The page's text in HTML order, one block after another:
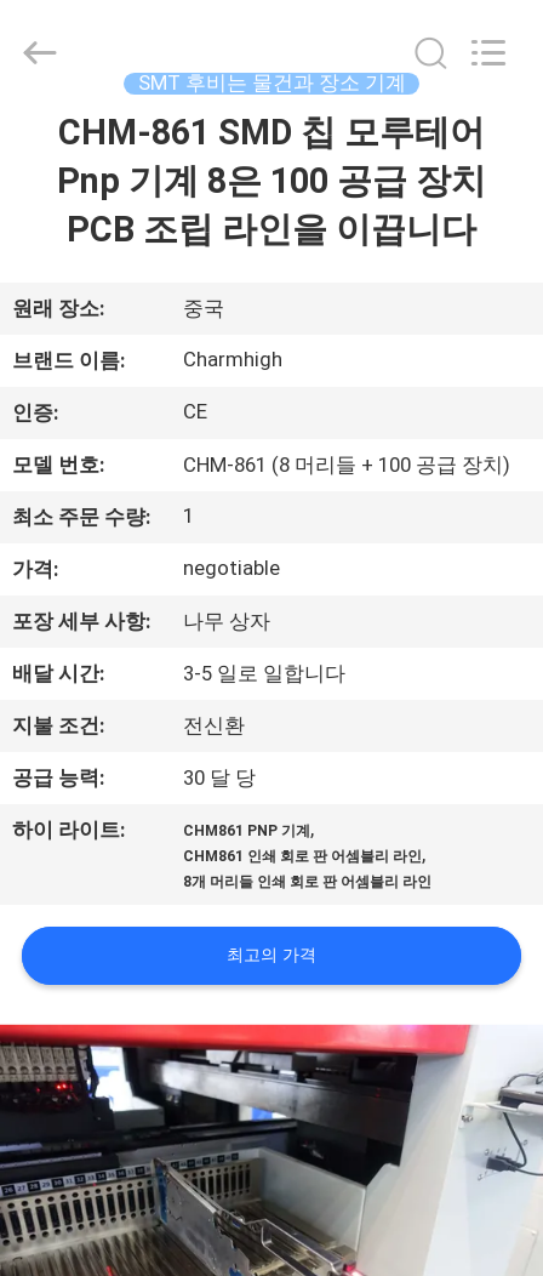
비
디
오
우
리
에
관
한
것
견
품
질
관
리
Copyright
CHARMHIGH
SMT 후비는 물건과 장소 기계
CHM-861 SMD 칩 모루테어
Pnp 기계 8은 100 공급 장치
PCB 조립 라인을 이끕니다
원래 장소: 중국
브랜드 이름: Charmhigh
인증: CE
모델 번호: CHM-861 (8 머리들 + 100 공급 장치)
최소 주문 수량: 1
가격: negotiable
포장 세부 사항: 나무 상자
배달 시간: 3-5 일로 일합니다
지불 조건: 전신환
공급 능력: 30 달 당
하이 라이트: CHM861 PNP 기계 ,
CHM861 인쇄 회로 판 어셈블리 라인,
8개 머리들 인쇄 회로 판 어셈블리 라인
최고의 가격